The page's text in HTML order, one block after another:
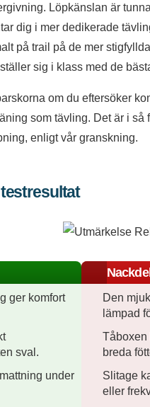
Löpkänslan är
dig i mer dedikerade
på trail på de mer
sig i klass med de
om du eftersöker
som tävling. Det är i
enligt vår granskning.
ger komfort
sval.
under
Den
lämpad
Tåboxen
breda
Slitage
eller